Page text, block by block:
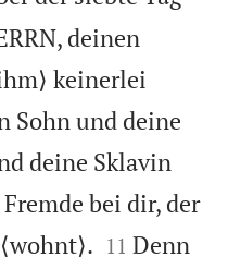
deinen
keinerlei
Sohn und deine
deine Sklavin
bei dir, der


11 Denn